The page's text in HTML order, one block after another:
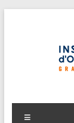
Laboratoire